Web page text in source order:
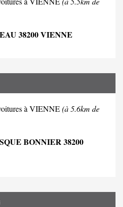
38200 VIENNE
à VIENNE(à 5.6km de
BONNIER 38200